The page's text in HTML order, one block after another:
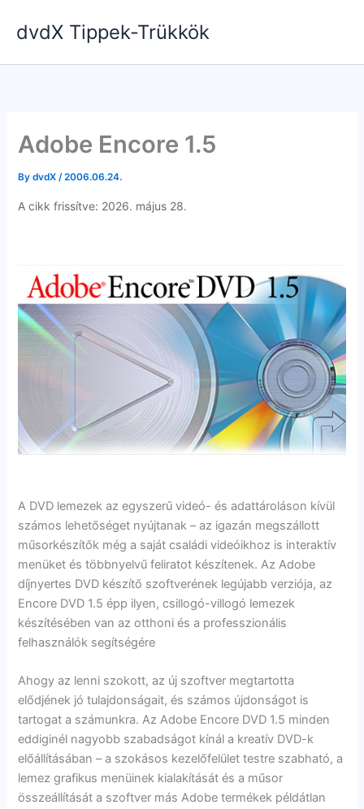
dvdX Tippek-Trükkök
Adobe Encore 1.5
BydvdX/2006.06.24.
A cikk frissítve: 2026. május 28.
A DVD lemezek az egyszerű videó- és adattároláson kívül
számos lehetőséget nyújtanak – az igazán megszállott
műsorkészítők még a saját családi videóikhoz is interaktív
menüket és többnyelvű feliratot készítenek. Az Adobe
díjnyertes DVD készítő szoftverének legújabb verziója, az
Encore DVD 1.5 épp ilyen, csillogó-villogó lemezek
készítésében van az otthoni és a professzionális
felhasználók segítségére
Ahogy az lenni szokott, az új szoftver megtartotta
elődjének jó tulajdonságait, és számos újdonságot is
tartogat a számunkra. Az Adobe Encore DVD 1.5 minden
eddiginél nagyobb szabadságot kínál a kreatív DVD-k
előállításában – a szokásos kezelőfelület testre szabható, a
lemez grafikus menüinek kialakítását és a műsor
összeállítását a szoftver más Adobe termékek példátlan